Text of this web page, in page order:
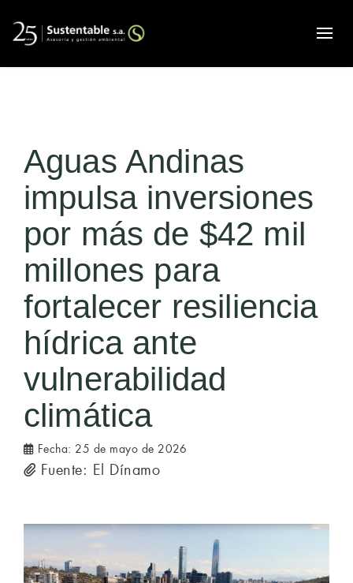
Aguas Andinas
impulsa inversiones
por más de $42 mil
millones para
fortalecer resiliencia
hídrica ante
vulnerabilidad
climática
Fecha: 25 de mayo de 2026
Fuente: El Dínamo